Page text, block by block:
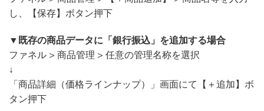
し、【保存】ボタン押下
▼既存の商品データに「銀行振込」を追加する場合
ファネル > 商品管理 > 任意の管理名称を選択
↓
「商品詳細（価格ラインナップ）」画面にて【＋追加】ボ
タン押下